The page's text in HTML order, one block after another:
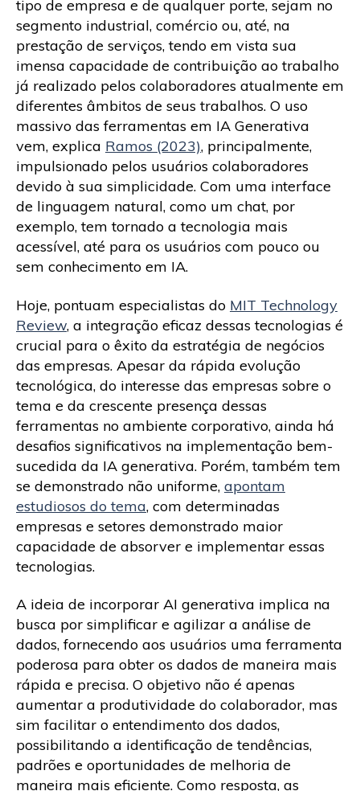
tipo de empresa e de qualquer porte, sejam no
segmento industrial, comércio ou, até, na
prestação de serviços, tendo em vista sua
imensa capacidade de contribuição ao trabalho
já realizado pelos colaboradores atualmente em
diferentes âmbitos de seus trabalhos. O uso
massivo das ferramentas em IA Generativa
vem, explica Ramos (2023), principalmente,
impulsionado pelos usuários colaboradores
devido à sua simplicidade. Com uma interface
de linguagem natural, como um chat, por
exemplo, tem tornado a tecnologia mais
acessível, até para os usuários com pouco ou
sem conhecimento em IA.
Hoje, pontuam especialistas do MIT Technology
Review, a integração eficaz dessas tecnologias é
crucial para o êxito da estratégia de negócios
das empresas. Apesar da rápida evolução
tecnológica, do interesse das empresas sobre o
tema e da crescente presença dessas
ferramentas no ambiente corporativo, ainda há
desafios significativos na implementação bem-
sucedida da IA generativa. Porém, também tem
se demonstrado não uniforme, apontam
estudiosos do tema, com determinadas
empresas e setores demonstrado maior
capacidade de absorver e implementar essas
tecnologias.
A ideia de incorporar AI generativa implica na
busca por simplificar e agilizar a análise de
dados, fornecendo aos usuários uma ferramenta
poderosa para obter os dados de maneira mais
rápida e precisa. O objetivo não é apenas
aumentar a produtividade do colaborador, mas
sim facilitar o entendimento dos dados,
possibilitando a identificação de tendências,
padrões e oportunidades de melhoria de
maneira mais eficiente. Como resposta, as